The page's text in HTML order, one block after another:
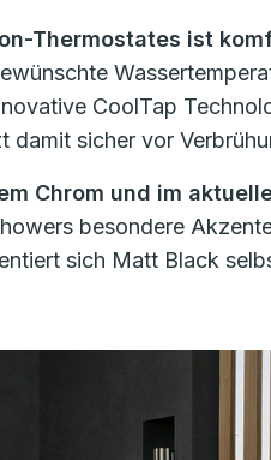
Thermostates ist
CoolTap
sicher vor
Chrom und im
besondere
sich Matt Black